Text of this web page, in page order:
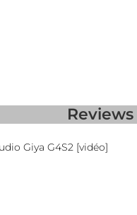
Reviews
Giya G4S2 [vidéo]